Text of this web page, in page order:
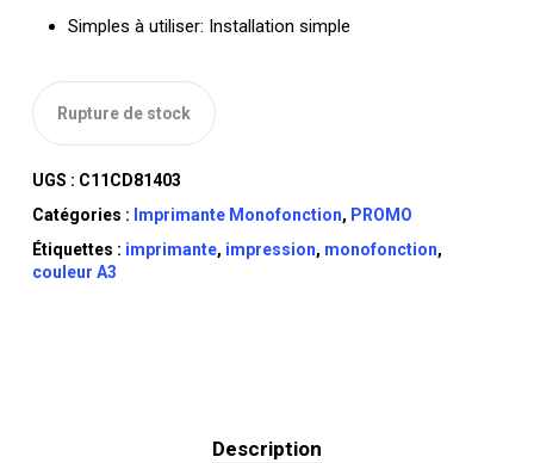
Simples à utiliser: Installation simple
Rupture de stock
UGS : C11CD81403
Catégories : Imprimante Monofonction, PROMO
Étiquettes : imprimante, impression, monofonction,
couleur A3
Description